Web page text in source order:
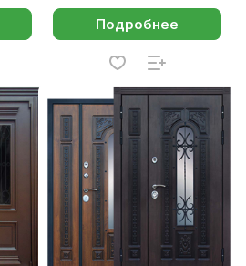
Подробнее